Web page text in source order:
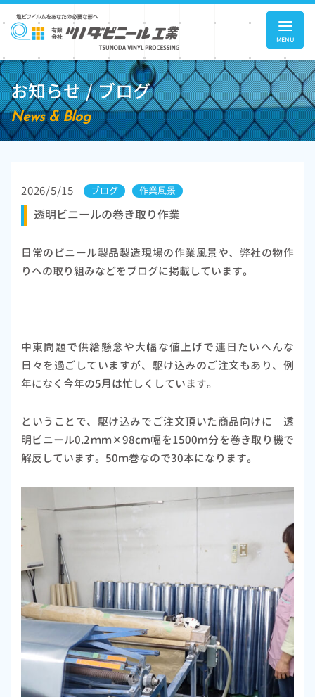
MENU
お知らせ / ブログ
News & Blog
2026/5/15 ブログ 作業風景
透明ビニールの巻き取り作業
日常のビニール製品製造現場の作業風景や、弊社の物作
りへの取り組みなどをブログに掲載しています。
中東問題で供給懸念や大幅な値上げで連日たいへんな
日々を過ごしていますが、駆け込みのご注文もあり、例
年になく今年の5月は忙しくしています。
ということで、駆け込みでご注文頂いた商品向けに 透
明ビニール0.2ｍｍ×98cm幅を1500ｍ分を巻き取り機で
解反しています。50ｍ巻なので30本になります。